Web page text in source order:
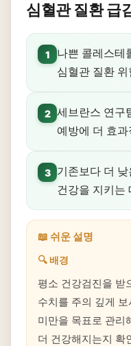
심혈관 질환 급
1
나쁜 콜레스테
심혈관 질환
2 세브란스 연구
예방에 더 효
3
기존보다 더
건강을 지키는
📖 쉬운 설명
🔍 배경
평소 건강검진을 받
수치를 주의 깊게
미만을 목표로 관리
더 건강해지는지 확